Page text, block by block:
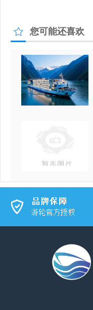
您可能还喜欢